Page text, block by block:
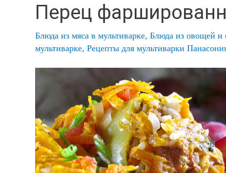
Перец
Блюда из мяса в мультиварке, Блюда из овощей и
мультиварке, Рецепты для мультиварки